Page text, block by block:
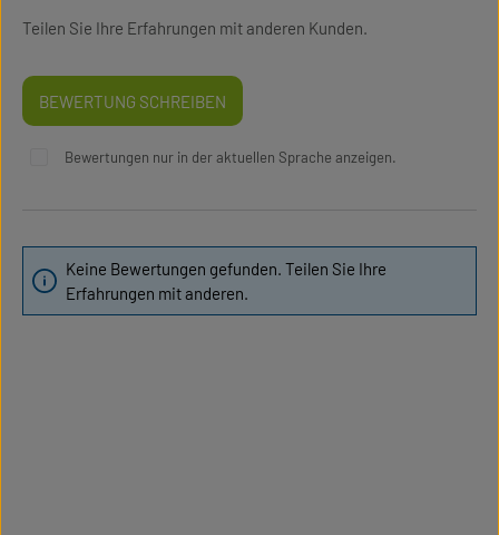
Teilen Sie Ihre Erfahrungen mit anderen Kunden.
BEWERTUNG SCHREIBEN
Bewertungen nur in der aktuellen Sprache anzeigen.
Keine Bewertungen gefunden. Teilen Sie Ihre
Erfahrungen mit anderen.